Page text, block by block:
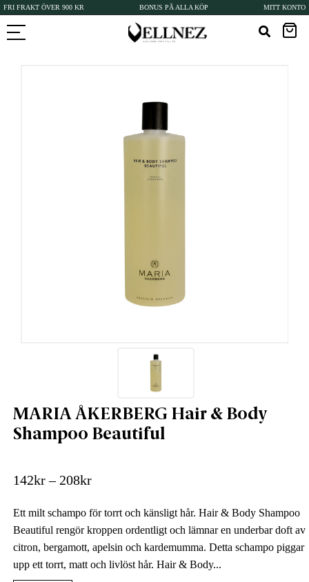
FRI FRAKT ÖVER 900 KR BONUS PÅ ALLA KÖP MITT KONTO
MARIA ÅKERBERG Hair & Body
Shampoo Beautiful
142kr– 208kr
Ett milt schampo för torrt och känsligt hår. Hair & Body Shampoo
Beautiful rengör kroppen ordentligt och lämnar en underbar doft av
citron, bergamott, apelsin och kardemumma. Detta schampo piggar
upp ett torrt, matt och livlöst hår. Hair & Body...